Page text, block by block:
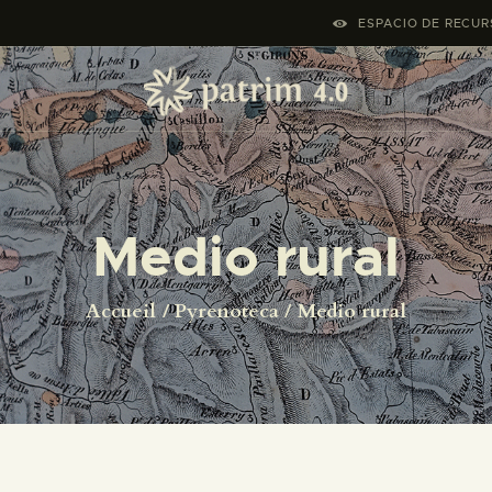
ESPACIO DE
Medio rural
Accueil Pyrenoteca Medio rural
PYRENOTECA 4.0
PROJECTS
LE RÉSEAU
CONTACTS